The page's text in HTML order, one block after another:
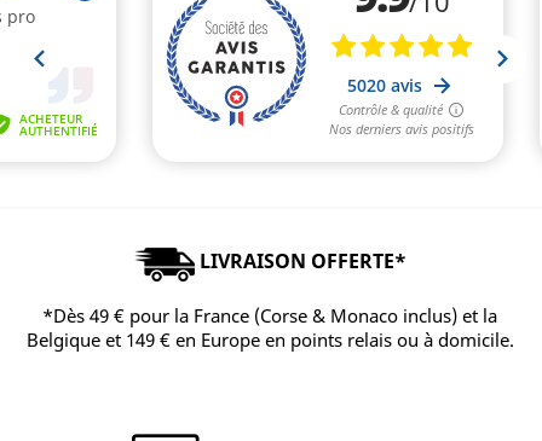
LIVRAISON OFFERTE*
*Dès 49 € pour la France (Corse & Monaco inclus) et la
Belgique et 149 € en Europe en points relais ou à domicile.